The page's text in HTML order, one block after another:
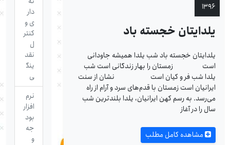
۱۳۹۶
یلدایتان خجسته باد
یلدایتان خجسته باد شب یلدا همیشه جاودانی
است زمستان را بهار زندگانی است شب
یلدا شب فر و کیان است نشان از سنت
ایرانیان است زمستان با قدم‌های سرد و آرام از راه
می‌رسد. به رسم کهن ایرانیان، یلدا بلندترین شب
سال را در آغاز
مشاهده کامل مطلب
دار
ی و
کنتر
نقد
ینگ
ی
نرم
افزار
بود
جه